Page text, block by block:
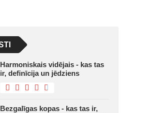
Harmoniskais vidējais - kas tas
ir, definīcija un jēdziens
Bezgalīgas kopas - kas tas ir,